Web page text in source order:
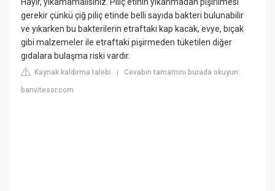
Hayır, yıkamamalısınız. Piliç etinin yıkanmadan pişirilmesi
gerekir çünkü çiğ piliç etinde belli sayıda bakteri bulunabilir
ve yıkarken bu bakterilerin etraftaki kap kacak, evye, bıçak
gibi malzemeler ile etraftaki pişirmeden tüketilen diğer
gıdalara bulaşma riski vardır.
Kaynak kaldırma talebi |Cevabın tamamını burada okuyun:
banvitesor.com